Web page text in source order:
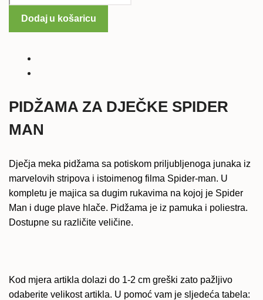
Spider
Dodaj u košaricu
PIDŽAMA ZA DJEČKE SPIDER
MAN
Dječja meka pidžama sa potiskom priljubljenoga junaka iz
marvelovih stripova i istoimenog filma Spider-man. U
kompletu je majica sa dugim rukavima na kojoj je Spider
Man i duge plave hlače. Pidžama je iz pamuka i poliestra.
Dostupne su različite veličine.
Kod mjera artikla dolazi do 1-2 cm greški zato pažljivo
odaberite velikost artikla. U pomoć vam je sljedeća tabela: